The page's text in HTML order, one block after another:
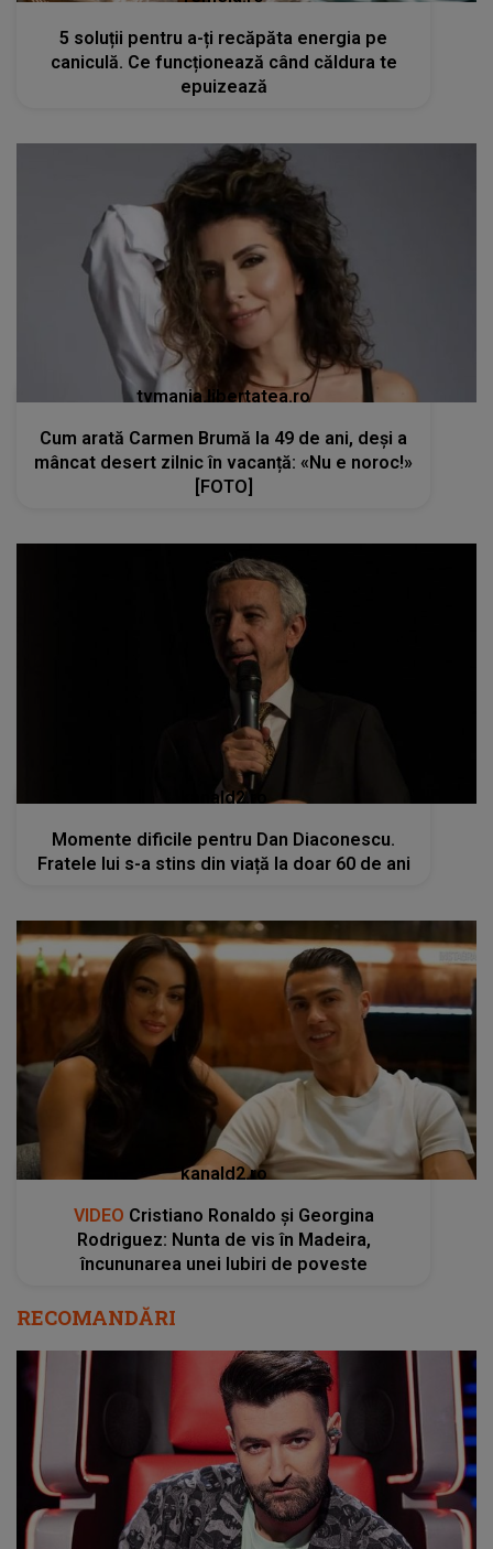
5 soluții pentru a-ți recăpăta energia pe
caniculă. Ce funcționează când căldura te
epuizează
tvmania.libertatea.ro
Cum arată Carmen Brumă la 49 de ani, deși a
mâncat desert zilnic în vacanță: «Nu e noroc!»
[FOTO]
kanald2.ro
Momente dificile pentru Dan Diaconescu.
Fratele lui s-a stins din viață la doar 60 de ani
kanald2.ro
VIDEO Cristiano Ronaldo și Georgina
Rodriguez: Nunta de vis în Madeira,
încununarea unei Iubiri de poveste
RECOMANDĂRI